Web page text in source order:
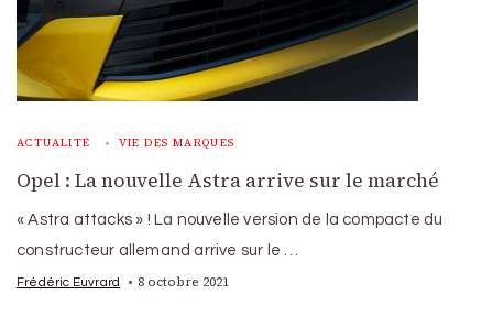
ACTUALITÉ VIE DES MARQUES
Opel : La nouvelle Astra arrive sur le marché
« Astra attacks » ! La nouvelle version de la compacte du
constructeur allemand arrive sur le …
Frédéric Euvrard 8 octobre 2021